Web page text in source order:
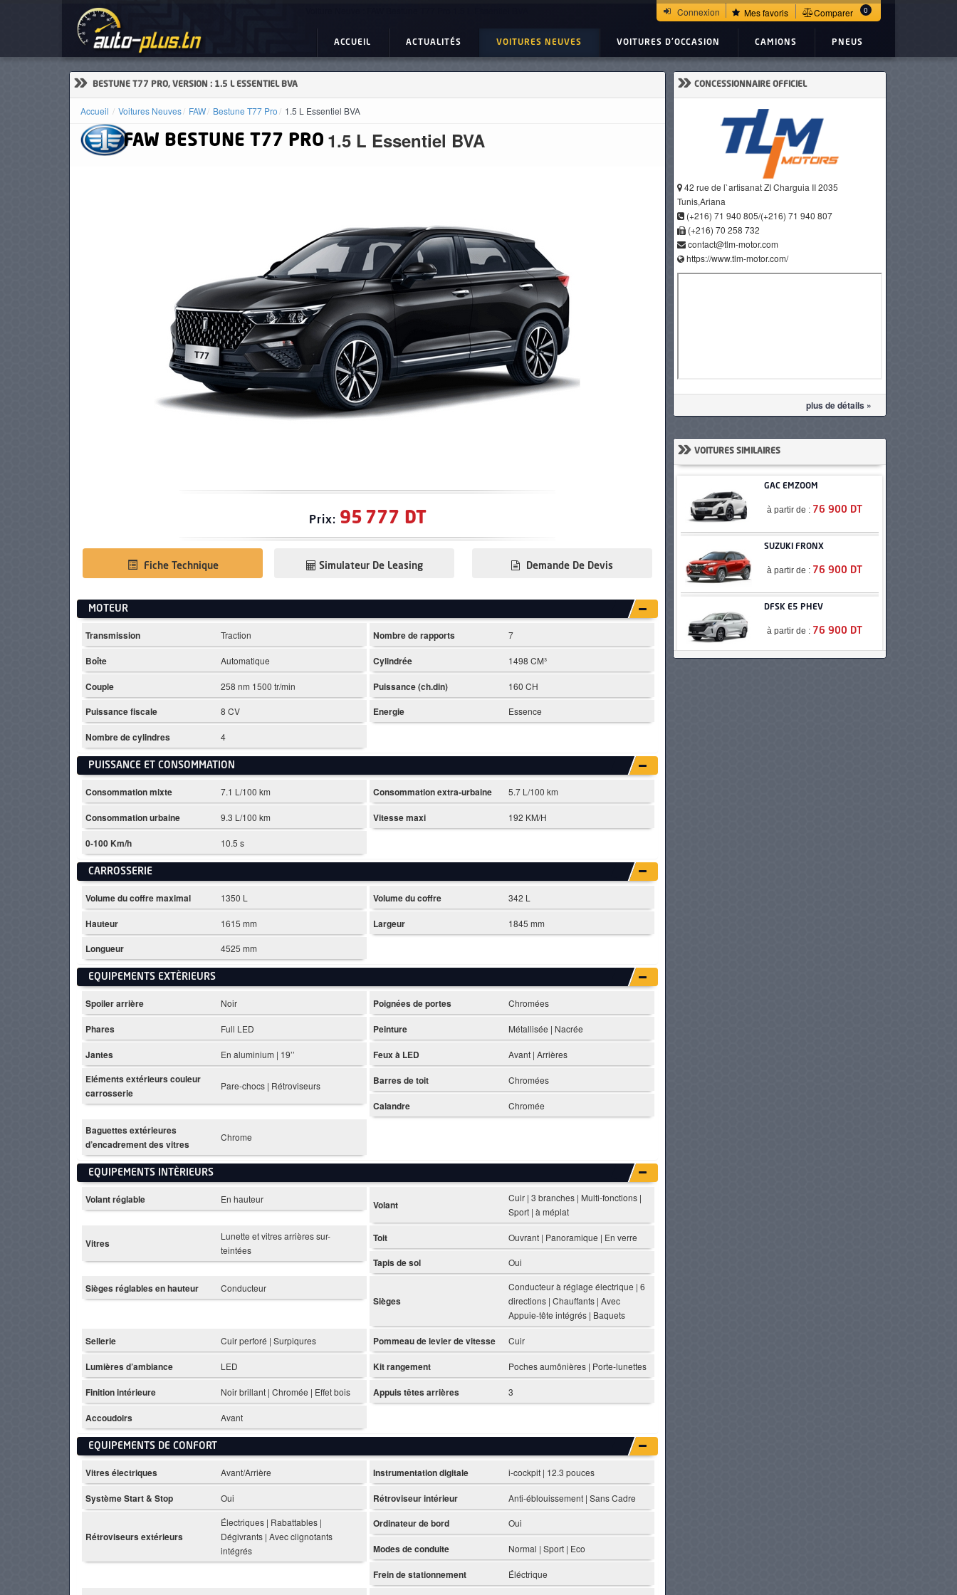
Connexion Mes favoris Comparer 0
ACCUEIL ACTUALITÉS VOITURES NEUVES VOITURES D'OCCASION CAMIONS PNEUS
» BESTUNE T77 PRO, VERSION : 1.5 L ESSENTIEL BVA
Accueil Voitures Neuves FAW Bestune T77 Pro 1.5 L Essentiel BVA
FAW BESTUNE T77 PRO 1.5 L Essentiel BVA
Prix: 95 777 DT
Fiche Technique Demande De Devis
Simulateur De Leasing
MOTEUR
Transmission Traction Nombre de rapports 7
Boîte Automatique Cylindrée 1498 CM³
Couple 258 nm 1500 tr/min Puissance (ch.din) 160 CH
Puissance fiscale 8 CV Energie Essence
Nombre de cylindres 4
PUISSANCE ET CONSOMMATION
Consommation mixte 7.1 L/100 km Consommation extra-urbaine 5.7 L/100 km
Consommation urbaine 9.3 L/100 km Vitesse maxi 192 KM/H
0-100 Km/h 10.5 s
CARROSSERIE
Volume du coffre maximal 1350 L Volume du coffre 342 L
Hauteur 1615 mm Largeur 1845 mm
Longueur 4525 mm
EQUIPEMENTS EXTÈRIEURS
Spoiler arrière Noir Poignées de portes Chromées
Phares Full LED Peinture Métallisée | Nacrée
Jantes En aluminium | 19’’ Feux à LED Avant | Arrières
Eléments extérieurs couleur
carrosserie
Pare-chocs | Rétroviseurs Barres de toit Chromées
Calandre Chromée
Baguettes extérieures
d’encadrement des vitres
Chrome
EQUIPEMENTS INTÈRIEURS
Volant réglable En hauteur Volant
Cuir | 3 branches | Multi-fonctions |
Sport | à méplat
Vitres
Lunette et vitres arrières sur-
teintées
Toit Ouvrant | Panoramique | En verre
Tapis de sol Oui
Sièges réglables en hauteur Conducteur
Sièges
Conducteur à réglage électrique | 6
directions | Chauffants | Avec
Appuie-tête intégrés | Baquets
Sellerie Cuir perforé | Surpiqures Pommeau de levier de vitesse Cuir
Lumières d’ambiance LED Kit rangement Poches aumônières | Porte-lunettes
Finition intérieure Noir brillant | Chromée | Effet bois Appuis têtes arrières 3
Accoudoirs Avant
EQUIPEMENTS DE CONFORT
Vitres électriques Avant/Arrière Instrumentation digitale i-cockpit | 12.3 pouces
Système Start & Stop Oui Rétroviseur intérieur Anti-éblouissement | Sans Cadre
Rétroviseurs extérieurs
Électriques | Rabattables |
Dégivrants | Avec clignotants
intégrés
Ordinateur de bord Oui
Modes de conduite Normal | Sport | Eco
Frein de stationnement Éléctrique
» CONCESSIONNAIRE OFFICIEL
42 rue de l`artisanat ZI Charguia II 2035
Tunis,Ariana
(+216) 71 940 805/(+216) 71 940 807
(+216) 70 258 732
contact@tlm-motor.com
https://www.tlm-motor.com/
plus de détails »
» VOITURES SIMILAIRES
GAC EMZOOM
à partir de : 76 900 DT
SUZUKI FRONX
à partir de : 76 900 DT
DFSK E5 PHEV
à partir de : 76 900 DT
ACTUALITÉS
VOITURES